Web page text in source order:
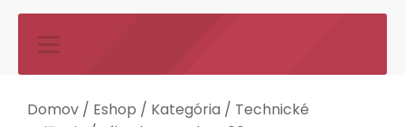
Domov / Eshop / Kategória / Technické